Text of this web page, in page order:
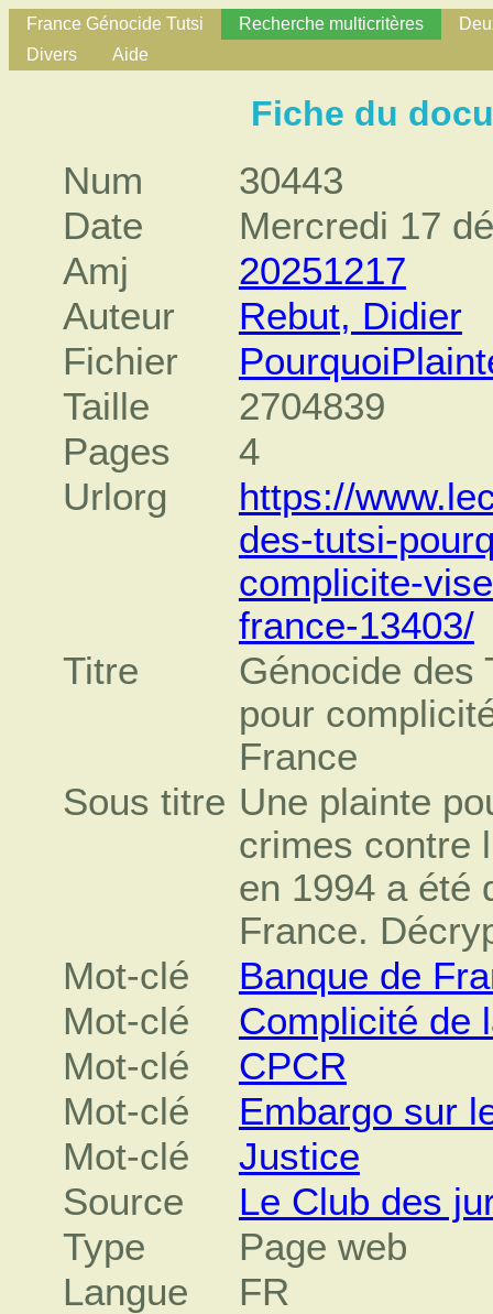
France Génocide Tutsi Recherche multicritères
Divers
Aide
Fiche du
Num
30443
Date
Mercredi 17
Amj
20251217
Auteur
Rebut, Didier
Fichier
Taille
2704839
Pages
4
Urlorg
https://
des-tutsi-
complicite-
france-13403/
Titre
Génocide des
pour
France
Sous titre Une plainte
crimes contre
en 1994 a été
France.
Mot-clé
Banque de
Mot-clé
Complicité de
Mot-clé
CPCR
Mot-clé
Embargo sur
Mot-clé
Justice
Source
Le Club des
Type
Page web
Langue
FR